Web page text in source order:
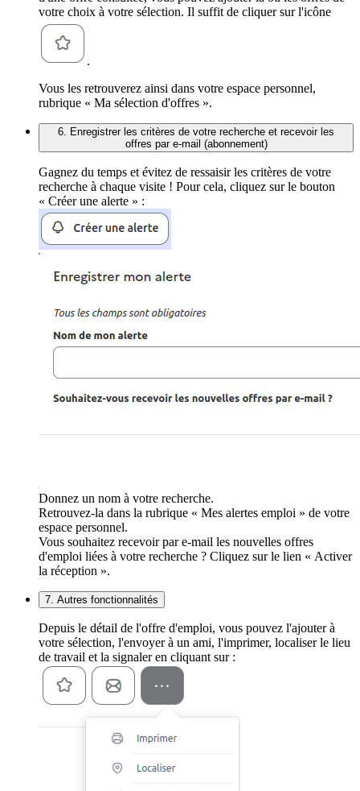
votre choix à votre sélection. Il suffit de cliquer sur l'icône
.
Vous les retrouverez ainsi dans votre espace personnel,
rubrique « Ma sélection d'offres ».
6. Enregistrer les critères de votre recherche et recevoir les
offres par e-mail (abonnement)
Gagnez du temps et évitez de ressaisir les critères de votre
recherche à chaque visite ! Pour cela, cliquez sur le bouton
« Créer une alerte » :
Donnez un nom à votre recherche.
Retrouvez-la dans la rubrique « Mes alertes emploi » de votre
espace personnel.
Vous souhaitez recevoir par e-mail les nouvelles offres
d'emploi liées à votre recherche ? Cliquez sur le lien « Activer
la réception ».
7. Autres fonctionnalités
Depuis le détail de l'offre d'emploi, vous pouvez l'ajouter à
votre sélection, l'envoyer à un ami, l'imprimer, localiser le lieu
de travail et la signaler en cliquant sur :